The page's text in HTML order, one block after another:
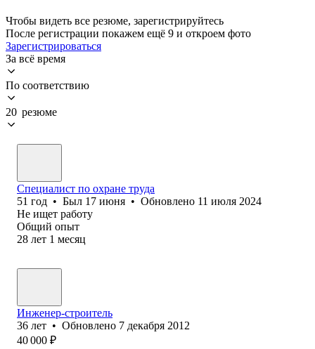
Чтобы видеть все резюме, зарегистрируйтесь
После регистрации покажем ещё 9 и откроем фото
Зарегистрироваться
За всё время
По соответствию
20 резюме
Специалист по охране труда
51 год • Был 17 июня • Обновлено 11 июля 2024
Не ищет работу
Общий опыт
28 лет 1 месяц
Инженер-строитель
36 лет • Обновлено 7 декабря 2012
40 000 ₽